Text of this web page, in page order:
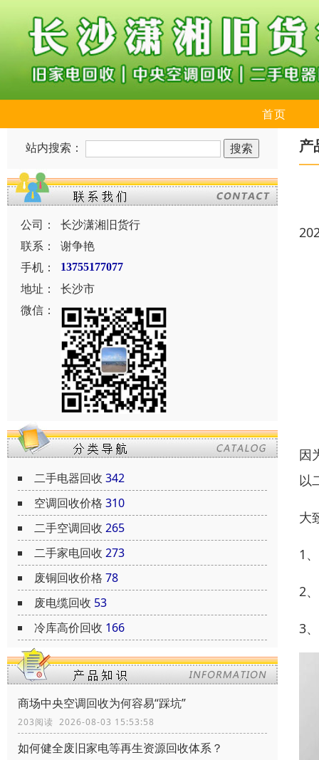
首页
站内搜索：
公司：
长沙潇湘旧货行
联系：
谢争艳
手机：
13755177077
地址：
长沙市
微信：
二手电器回收 342
空调回收价格 310
二手空调回收 265
二手家电回收 273
废铜回收价格 78
废电缆回收 53
冷库高价回收 166
商场中央空调回收为何容易“踩坑”
203阅读 2026-08-03 15:53:58
如何健全废旧家电等再生资源回收体系？
产
因
以
大
1
2
3